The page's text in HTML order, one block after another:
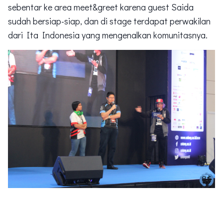
sebentar ke area meet&greet karena guest Saida
sudah bersiap-siap, dan di stage terdapat perwakilan
dari Ita Indonesia yang mengenalkan komunitasnya.